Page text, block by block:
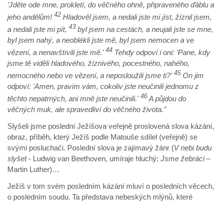
'Jděte ode mne, prokletí, do věčného ohně, připraveného ďáblu a
jeho andělům! 42 Hladověl jsem, a nedali jste mi jíst, žíznil jsem,
a nedali jste mi pít, 43 byl jsem na cestách, a neujali jste se mne,
byl jsem nahý, a neoblékli jste mě, byl jsem nemocen a ve
vězení, a nenavštívili jste mě.' 44 Tehdy odpoví i oni: 'Pane, kdy
jsme tě viděli hladového, žíznivého, pocestného, nahého,
nemocného nebo ve vězení, a neposloužili jsme ti?' 45 On jim
odpoví: 'Amen, pravím vám, cokoliv jste neučinili jednomu z
těchto nepatrných, ani mně jste neučinili.' 46 A půjdou do
věčných muk, ale spravedliví do věčného života."
Slyšeli jsme poslední Ježíšova veřejně proslovená slova kázání,
obraz, příběh, který Ježíš podle Matouše sdílel (veřejně) se
svými posluchači. Poslední slova je zajímavý žánr (V nebi budu
slyšet- Ludwig van Beethoven, umíraje hluchý; Jsme žebráci–
Martin Luther)…
Ježíš v tom svém posledním kázání mluví o posledních věcech,
o posledním soudu. Ta představa nebeských mlýnů, které